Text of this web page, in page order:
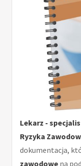
Lekarz -
Ryzyka
dokumentacja,
zawodowe na